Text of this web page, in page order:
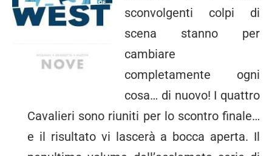
sconvolgenti colpi di
scena stanno per
cambiare
completamente ogni
cosa… di nuovo! I quattro
Cavalieri sono riuniti per lo scontro finale…
e il risultato vi lascerà a bocca aperta. Il